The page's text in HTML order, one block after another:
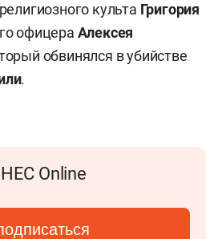
культа Григория
офицера Алексея
обвинялся в убийстве
.
Online